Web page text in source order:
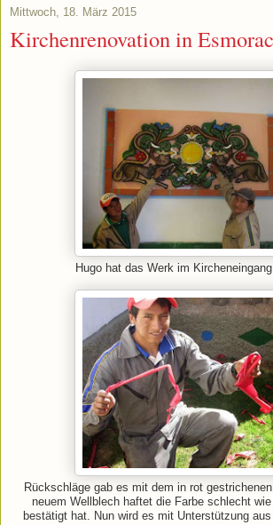
Mittwoch, 18. März 2015
Kirchenrenovation in
Hugo hat das Werk im
Rückschläge gab es mit dem in rot
neuem Wellblech haftet die Farbe schlecht
bestätigt hat. Nun wird es mit Unterstützung